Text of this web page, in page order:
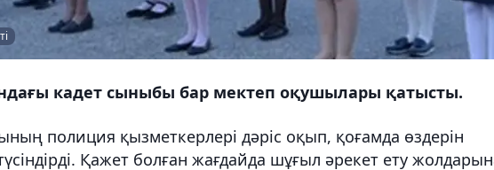
кадет сыныбы бар мектеп оқушылары қатысты.
полиция қызметкерлері дәріс оқып, қоғамда өздерін
Қажет болған жағдайда шұғыл әрекет ету